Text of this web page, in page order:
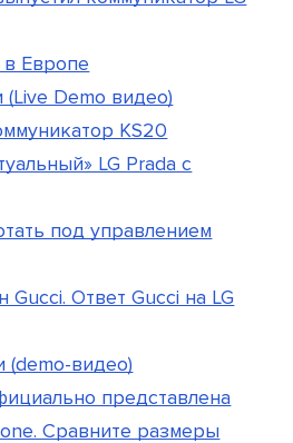
Европе
(Live Demo видео)
KS20
LG Prada с
под управлением
Ответ Gucci на LG
(demo-видео)
представлена
Сравните размеры